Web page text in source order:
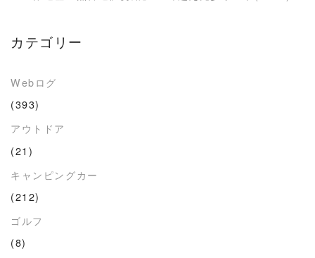
カテゴリー
Webログ
(393)
アウトドア
(21)
キャンピングカー
(212)
ゴルフ
(8)